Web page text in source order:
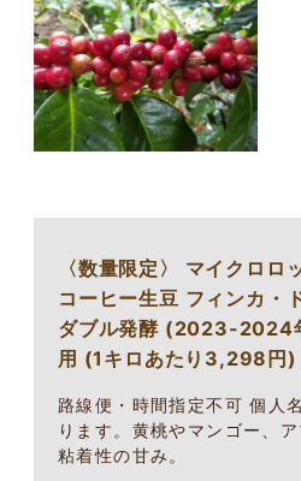
〈数量限定〉 マイクロロ
コーヒー生豆 フィンカ・
ダブル発酵 (2023-2024
用 (1キロあたり3,298円)
路線便・時間指定不可 個人
ります。黄桃やマンゴー、
粘着性の甘み。